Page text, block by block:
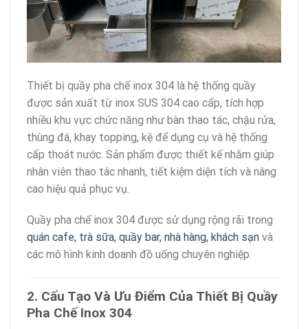
Thiết bị quầy pha chế inox 304 là hệ thống quầy
được sản xuất từ inox SUS 304 cao cấp, tích hợp
nhiều khu vực chức năng như bàn thao tác, chậu rửa,
thùng đá, khay topping, kệ để dụng cụ và hệ thống
cấp thoát nước. Sản phẩm được thiết kế nhằm giúp
nhân viên thao tác nhanh, tiết kiệm diện tích và nâng
cao hiệu quả phục vụ.
Quầy pha chế inox 304 được sử dụng rộng rãi trong
quán cafe, trà sữa, quầy bar, nhà hàng, khách sạn và
các mô hình kinh doanh đồ uống chuyên nghiệp.
2. Cấu Tạo Và Ưu Điểm Của Thiết Bị Quầy
Pha Chế Inox 304